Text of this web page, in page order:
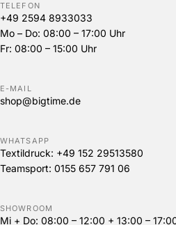
TELEFON
+49 2594 8933033
Mo – Do: 08:00 – 17:00 Uhr
Fr: 08:00 – 15:00 Uhr
E-MAIL
shop@bigtime.de
WHATSAPP
Textildruck: +49 152 29513580
Teamsport: 0155 657 791 06
SHOWROOM
Mi + Do: 08:00 – 12:00 + 13:00 –